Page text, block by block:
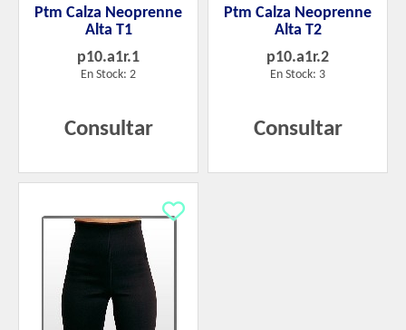
Ptm Calza Neoprenne
Alta T1
p10.a1r.1
En Stock: 2
Consultar
Ptm Calza Neoprenne
Alta T2
p10.a1r.2
En Stock: 3
Consultar